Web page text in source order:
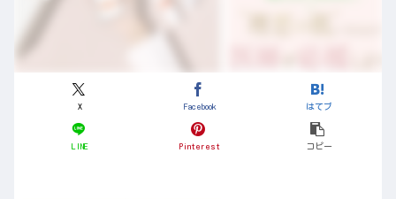
X Facebook はてブ
LINE Pinterest コピー